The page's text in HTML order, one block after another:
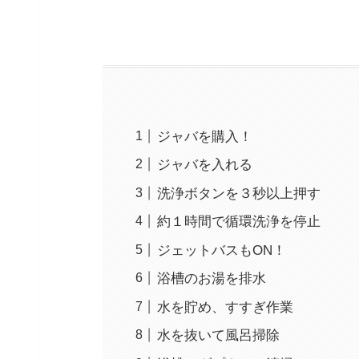
ジャバを購入！
ジャバを入れる
洗浄ボタンを３秒以上押す
約１時間で循環洗浄を停止
ジェットバスもON！
浴槽のお湯を排水
水を貯め、すすぎ作業
水を抜いて風呂掃除